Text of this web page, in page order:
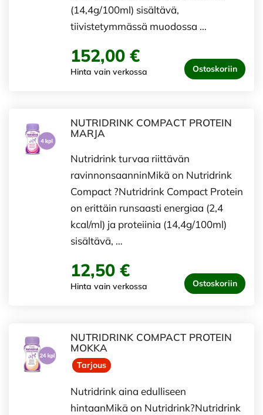
(14,4g/100ml) sisältävä,
tiivistetymmässä muodossa …
152,00 €
Hinta vain verkossa Ostoskoriin
NUTRIDRINK COMPACT PROTEIN
MARJA
Nutridrink turvaa riittävän
ravinnonsaanninMikä on Nutridrink
Compact ?Nutridrink Compact Protein
on erittäin runsaasti energiaa (2,4
kcal/ml) ja proteiinia (14,4g/100ml)
sisältävä, …
12,50 €
Hinta vain verkossa Ostoskoriin
NUTRIDRINK COMPACT PROTEIN
MOKKA
Tarjous
Nutridrink aina edulliseen
hintaanMikä on Nutridrink?Nutridrink